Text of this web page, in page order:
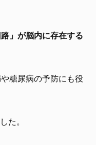
」が脳内に存在する
糖尿病の予防にも役
た。